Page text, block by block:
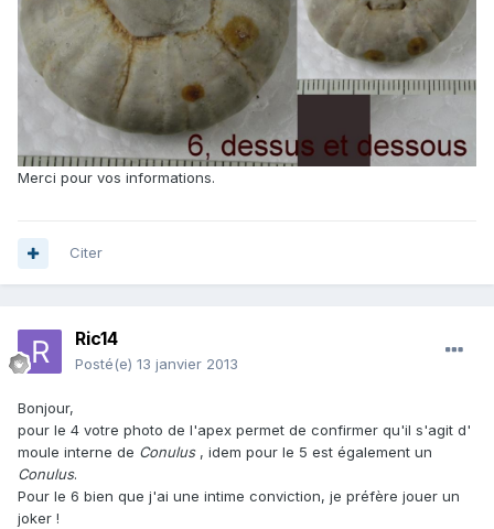
Merci pour vos informations.
Citer
Ric14
Posté(e) 13 janvier 2013
Bonjour,
pour le 4 votre photo de l'apex permet de confirmer qu'il s'agit d'
moule interne de Conulus, idem pour le 5 est également un
Conulus.
Pour le 6 bien que j'ai une intime conviction, je préfère jouer un
joker !